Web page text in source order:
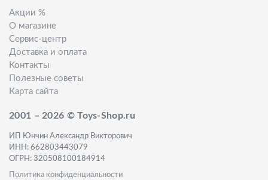
Акции %
О магазине
Сервис-центр
Доставка и оплата
Контакты
Полезные советы
Карта сайта
2001 – 2026 © Toys-Shop.ru
ИП Юнчин Александр Викторович
ИНН: 662803443079
ОГРН: 320508100184914
Политика конфиденциальности